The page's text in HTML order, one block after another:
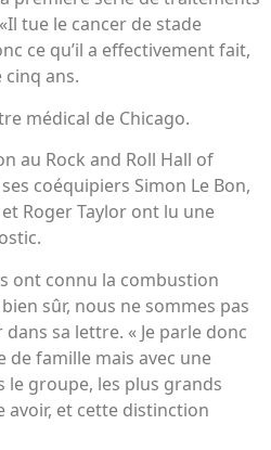
tue le cancer de stade
ce qu’il a effectivement fait,
cinq ans.
médical de Chicago.
au Rock and Roll Hall of
coéquipiers Simon Le Bon,
Roger Taylor ont lu une
ont connu la combustion
sûr, nous ne sommes pas
sa lettre. « Je parle donc
de famille mais avec une
groupe, les plus grands
avoir, et cette distinction